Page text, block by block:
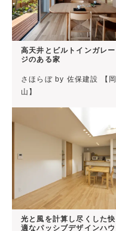
高天井とビルトインガレー
ジのある家
さほらぼ by 佐保建設 【岡
山】
光と風を計算し尽くした快
適なパッシブデザインハウ